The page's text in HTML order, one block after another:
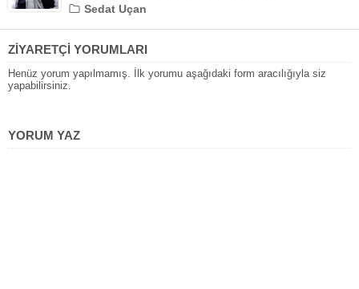
Sedat Uçan
ZİYARETÇİ YORUMLARI
Henüz yorum yapılmamış. İlk yorumu aşağıdaki form aracılığıyla siz
yapabilirsiniz.
YORUM YAZ